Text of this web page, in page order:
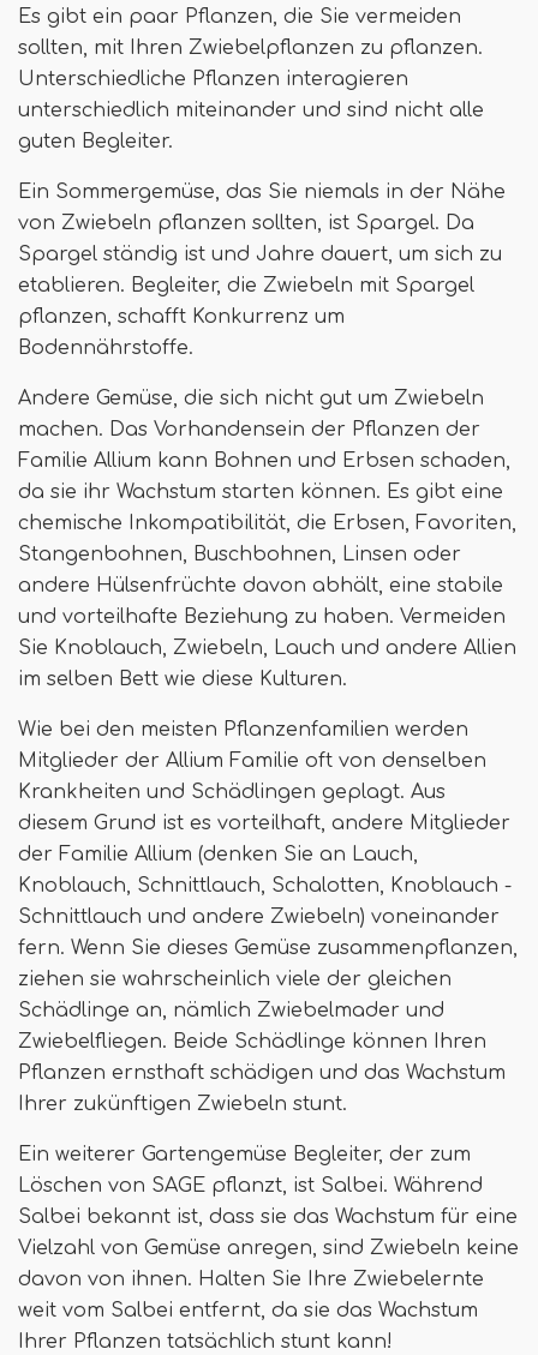
Es gibt ein paar Pflanzen, die Sie vermeiden
sollten, mit Ihren Zwiebelpflanzen zu pflanzen.
Unterschiedliche Pflanzen interagieren
unterschiedlich miteinander und sind nicht alle
guten Begleiter.
Ein Sommergemüse, das Sie niemals in der Nähe
von Zwiebeln pflanzen sollten, ist Spargel. Da
Spargel ständig ist und Jahre dauert, um sich zu
etablieren. Begleiter, die Zwiebeln mit Spargel
pflanzen, schafft Konkurrenz um
Bodennährstoffe.
Andere Gemüse, die sich nicht gut um Zwiebeln
machen. Das Vorhandensein der Pflanzen der
Familie Allium kann Bohnen und Erbsen schaden,
da sie ihr Wachstum starten können. Es gibt eine
chemische Inkompatibilität, die Erbsen, Favoriten,
Stangenbohnen, Buschbohnen, Linsen oder
andere Hülsenfrüchte davon abhält, eine stabile
und vorteilhafte Beziehung zu haben. Vermeiden
Sie Knoblauch, Zwiebeln, Lauch und andere Allien
im selben Bett wie diese Kulturen.
Wie bei den meisten Pflanzenfamilien werden
Mitglieder der Allium Familie oft von denselben
Krankheiten und Schädlingen geplagt. Aus
diesem Grund ist es vorteilhaft, andere Mitglieder
der Familie Allium (denken Sie an Lauch,
Knoblauch, Schnittlauch, Schalotten, Knoblauch -
Schnittlauch und andere Zwiebeln) voneinander
fern. Wenn Sie dieses Gemüse zusammenpflanzen,
ziehen sie wahrscheinlich viele der gleichen
Schädlinge an, nämlich Zwiebelmader und
Zwiebelfliegen. Beide Schädlinge können Ihren
Pflanzen ernsthaft schädigen und das Wachstum
Ihrer zukünftigen Zwiebeln stunt.
Ein weiterer Gartengemüse Begleiter, der zum
Löschen von SAGE pflanzt, ist Salbei. Während
Salbei bekannt ist, dass sie das Wachstum für eine
Vielzahl von Gemüse anregen, sind Zwiebeln keine
davon von ihnen. Halten Sie Ihre Zwiebelernte
weit vom Salbei entfernt, da sie das Wachstum
Ihrer Pflanzen tatsächlich stunt kann!